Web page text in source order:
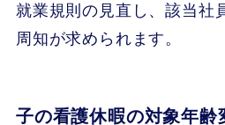
就業規則の見直し、該当社
周知が求められます。
子の看護休暇の対象年齢